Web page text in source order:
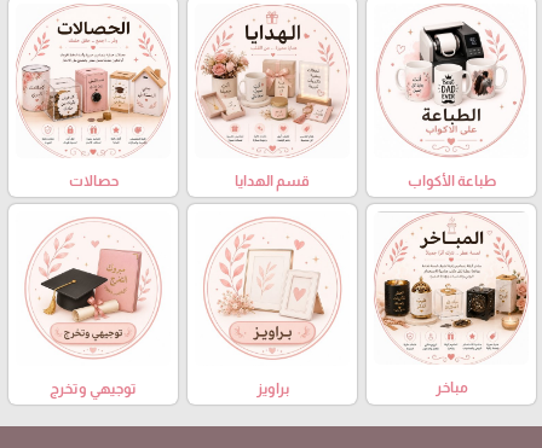
طباعة الأكواب قسم الهدايا حصالات
مباخر براويز توجيهي وتخرج